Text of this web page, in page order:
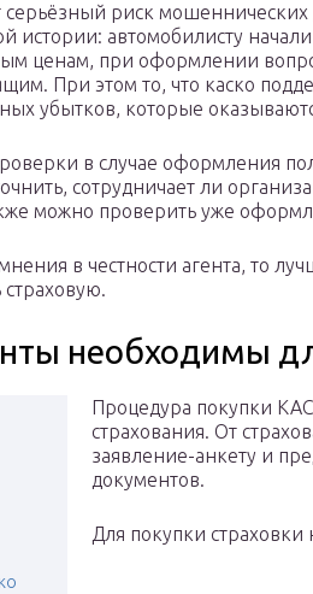
серьёзный риск
истории: автомобилисту
ценам, при оформлении
При этом то, что каско
убытков, которые
в случае оформления
сотрудничает ли
можно проверить уже
в честности агента, то
страховую.
необходимы
Процедура покупки
страхования. От
заявление-анкету и
документов.
Для покупки страховки